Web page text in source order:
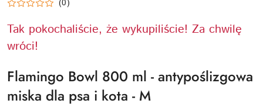
(0)
Tak pokochaliście, że wykupiliście! Za chwilę
wróci!
Flamingo Bowl 800 ml - antypoślizgowa
miska dla psa i kota - M